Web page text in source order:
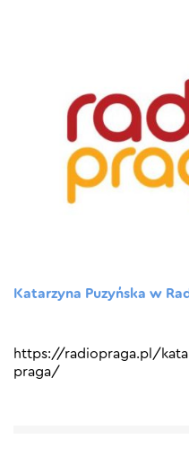
Katarzyna Puzyńska w
https://radiopraga.pl/
praga/